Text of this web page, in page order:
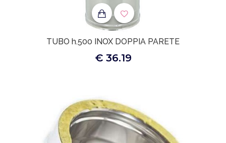
TUBO h.500 INOX DOPPIA PARETE
€ 36.19